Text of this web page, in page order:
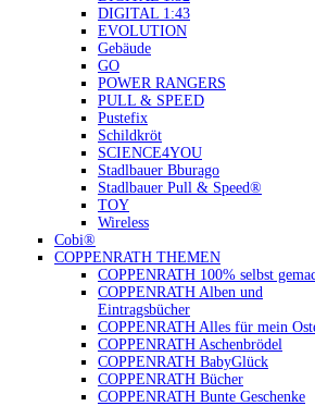
DIGITAL 1:43
EVOLUTION
Gebäude
GO
POWER RANGERS
PULL & SPEED
Pustefix
Schildkröt
SCIENCE4YOU
Stadlbauer Bburago
Stadlbauer Pull & Speed®
TOY
Wireless
Cobi®
COPPENRATH THEMEN
COPPENRATH 100% selbst
COPPENRATH Alben und
Eintragsbücher
COPPENRATH Alles für mein
COPPENRATH Aschenbrödel
COPPENRATH BabyGlück
COPPENRATH Bücher
COPPENRATH Bunte Geschenke